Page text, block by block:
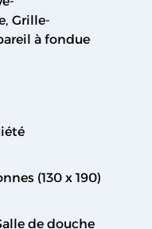
Grille-
à fondue
(130 x 190)
de douche